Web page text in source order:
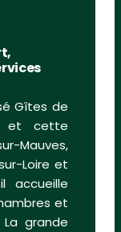
Gîtes de
et cette
Mauves,
Loire et
accueille
et
grande